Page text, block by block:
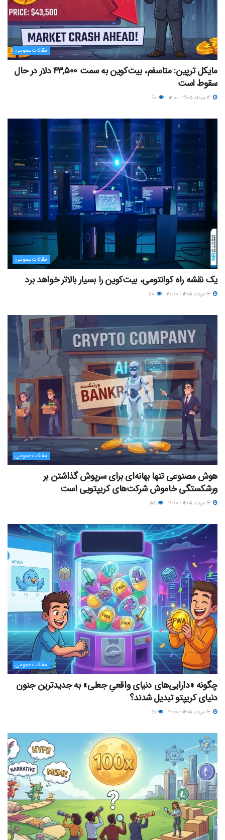
مقالات عمومی
مایکل ترپین: متاسفم، بیت‌کوین به سمت ۴۳,۵۰۰ دلار در حال
سقوط است
مقالات عمومی
یک نقشه راه کوانتومی، بیت‌کوین را بسیار بالاتر خواهد برد
مقالات عمومی
هوش مصنوعی تنها بهانه‌ای برای سرپوش گذاشتن بر
ورشکستگی خاموش شرکت‌های کریپتویی است
مقالات عمومی
چگونه «دارایی‌های دنیای واقعیِ جعلی» به جدیدترین جنون
دنیای کریپتو تبدیل شدند؟